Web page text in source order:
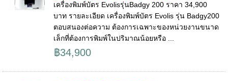
เครื่องพิมพ์บัตร Evolisรุ่นBadgy 200 ราคา 34,900
บาท รายละเอียด เครื่องพิมพ์บัตร Evolis รุ่น Badgy200
ตอบสนองต่อความ ต้องการเฉพาะของหน่วยงานขนาด
เล็กที่ต้องการพิมพ์ในปริมาณน้อยหรือ ...
฿34,900